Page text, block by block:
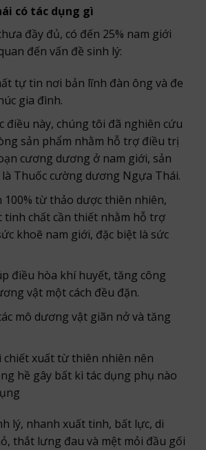
có tác dụng gì
đầy đủ, có đến 25% nam giới
đến vấn đề sinh lý:
tự tin nơi bản lĩnh đàn ông và đe
gia đình.
điều này, chúng tôi đã nghiên cứu
sản phẩm nhằm hỗ trợ điều trị
cương dương ở nam giới, sản
Thuốc cường dương Ngựa Thái.
từ thảo dược thiên nhiên,
tinh chất cần thiết nhằm hỗ trợ
khoẽ nam giới, đặc biệt là sức
điều hòa khí huyết, tăng công
vật một cách đều đặn.
mô dương vật giãn nở và tăng
chiết xuất từ thiên nhiên nên
hề gây bất kì tác dụng phụ nào
lý, nhanh xuất tinh, bất lực, di
thắt lưng đau và mệt mỏi đầu gối